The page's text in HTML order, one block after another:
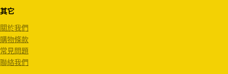
其它
關於我們
購物條款
常見問題
聯絡我們